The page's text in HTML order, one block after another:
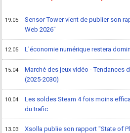
19.05
Sensor Tower vient de publier son
Web 2026"
12.05 L'économie numérique restera
15.04
Marché des jeux vidéo - Tendances
(2025-2030)
10.04
Les soldes Steam 4 fois moins
du trafic
13.03
Xsolla publie son rapport "State of